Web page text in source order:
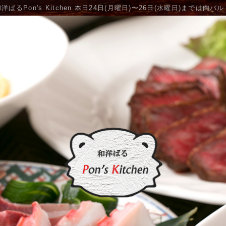
洋ばるPon's Kitchen 本日24日(月曜日)〜26日(水曜日)までは肉バル